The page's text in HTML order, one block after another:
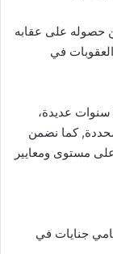
حصوله على عقابه
في
سنوات عديدة،
كما نضمن
مستوى ومعايير
جنايات في